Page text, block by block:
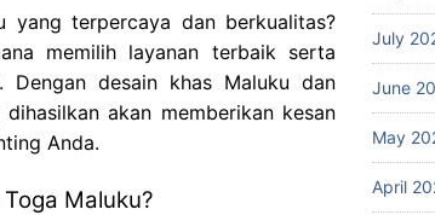
yang terpercaya dan berkualitas?
memilih layanan terbaik serta
Dengan desain khas Maluku dan
akan memberikan kesan
Anda.
Maluku?
July
June
May
April